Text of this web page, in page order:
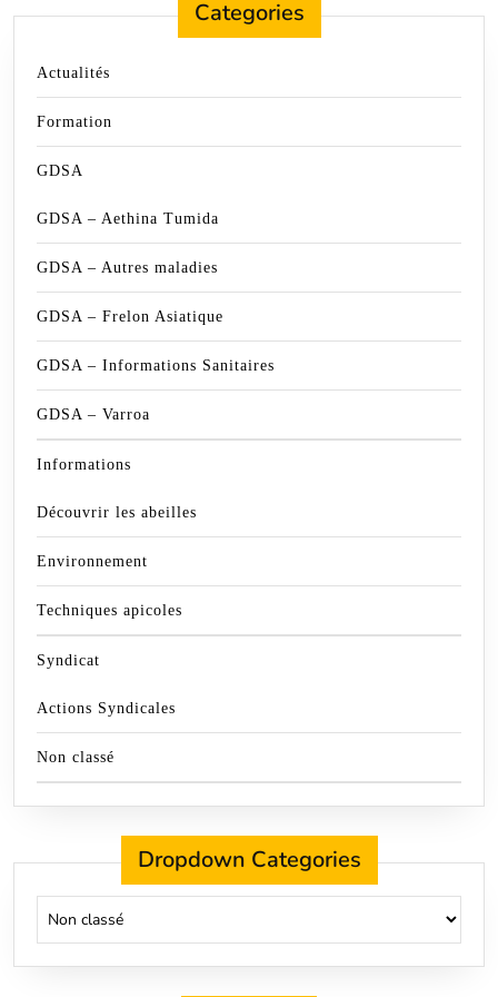
Categories
Actualités
Formation
GDSA
GDSA – Aethina Tumida
GDSA – Autres maladies
GDSA – Frelon Asiatique
GDSA – Informations Sanitaires
GDSA – Varroa
Informations
Découvrir les abeilles
Environnement
Techniques apicoles
Syndicat
Actions Syndicales
Non classé
Dropdown Categories